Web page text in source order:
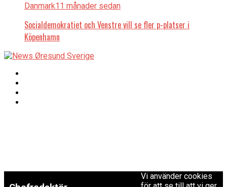
Danmark11 månader sedan
Socialdemokratiet och Venstre vill se fler p-platser i
Köpenhamn
Vi använder cookies